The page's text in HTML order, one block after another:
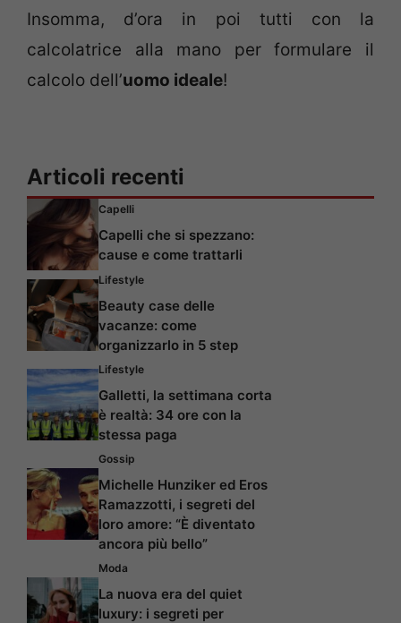
Insomma, d’ora in poi tutti con la
calcolatrice alla mano per formulare il
calcolo dell’uomo ideale!
Articoli recenti
Capelli
Capelli che si spezzano:
cause e come trattarli
Lifestyle
Beauty case delle
vacanze: come
organizzarlo in 5 step
Lifestyle
Galletti, la settimana corta
è realtà: 34 ore con la
stessa paga
Gossip
Michelle Hunziker ed Eros
Ramazzotti, i segreti del
loro amore: “È diventato
ancora più bello”
Moda
La nuova era del quiet
luxury: i segreti per